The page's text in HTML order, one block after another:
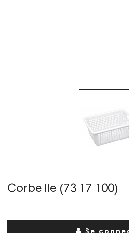
Corbeille (73 17 100)